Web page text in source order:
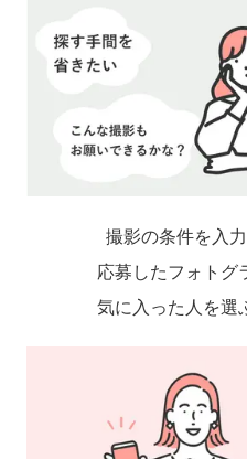
撮影の条件を入
応募したフォトグ
気に入った人を選